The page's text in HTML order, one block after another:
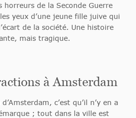
horreurs de la Seconde Guerre
yeux d’une jeune fille juive qui
de la société. Une histoire
mais tragique.
à Amsterdam
c’est qu’il n’y en a
; tout dans la ville est